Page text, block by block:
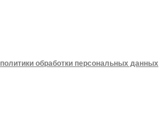
политики обработки персональных данных